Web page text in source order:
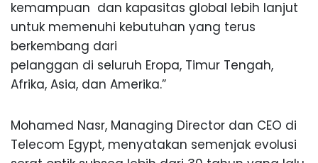
kemampuan dan kapasitas global lebih lanjut
untuk memenuhi kebutuhan yang terus
berkembang dari
pelanggan di seluruh Eropa, Timur Tengah,
Afrika, Asia, dan Amerika.”
Mohamed Nasr, Managing Director dan CEO di
Telecom Egypt, menyatakan semenjak evolusi